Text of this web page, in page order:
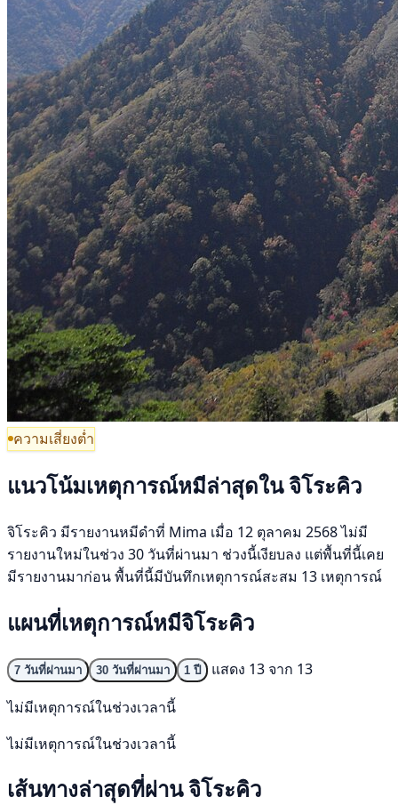
ความเสี่ยงต่ำ
แนวโน้มเหตุการณ์หมีล่าสุดใน จิโระคิว
จิโระคิว มีรายงานหมีดำที่ Mima เมื่อ 12 ตุลาคม 2568 ไม่มี
รายงานใหม่ในช่วง 30 วันที่ผ่านมา ช่วงนี้เงียบลง แต่พื้นที่นี้เคย
มีรายงานมาก่อน พื้นที่นี้มีบันทึกเหตุการณ์สะสม 13 เหตุการณ์
แผนที่เหตุการณ์หมีจิโระคิว
7 วันที่ผ่านมา 30 วันที่ผ่านมา 1 ปี
แสดง 13 จาก 13
ไม่มีเหตุการณ์ในช่วงเวลานี้
ไม่มีเหตุการณ์ในช่วงเวลานี้
เส้นทางล่าสุดที่ผ่าน จิโระคิว